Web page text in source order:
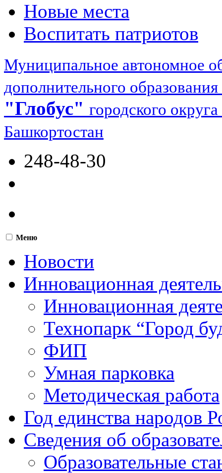
Новые места
Воспитать патриотов
Муниципальное автономное
дополнительного образования
"Глобус" городского
Башкортостан
248-48-30
Меню
Новости
Инновационная
Инновационная
Технопарк “Город
ФИП
Умная парковка
Методическая работа
Год единства народов
Сведения об
Образовательные